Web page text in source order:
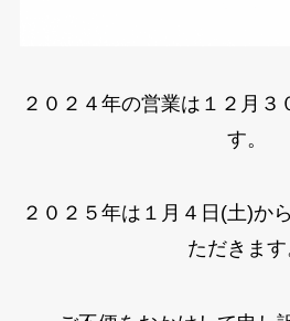
２０２４年の営業は１２月３
す。
２０２５年は１月４日(土)か
ただきます